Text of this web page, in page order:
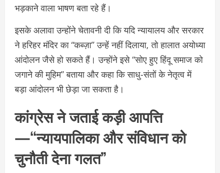
भड़काने वाला भाषण बता रहे हैं।
इसके अलावा उन्होंने चेतावनी दी कि यदि न्यायालय और सरकार
ने हरिहर मंदिर का “कब्ज़ा” उन्हें नहीं दिलाया, तो हालात अयोध्या
आंदोलन जैसे हो सकते हैं। उन्होंने इसे “सोए हुए हिंदू समाज को
जगाने की मुहिम” बताया और कहा कि साधु-संतों के नेतृत्व में
बड़ा आंदोलन भी छेड़ा जा सकता है।
कांग्रेस ने जताई कड़ी आपत्ति
—“न्यायपालिका और संविधान को
चुनौती देना गलत”